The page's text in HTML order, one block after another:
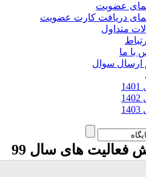
عضویت
دریافت کارت عضویت
متداول
با ما
ارسال سوال
فعالیت های سال 99